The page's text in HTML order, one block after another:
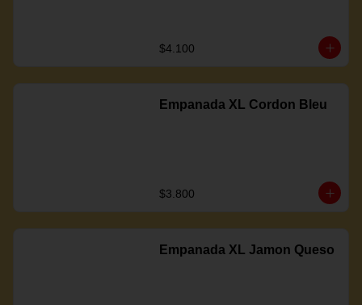
$4.100
Empanada XL Cordon Bleu
$3.800
Empanada XL Jamon Queso